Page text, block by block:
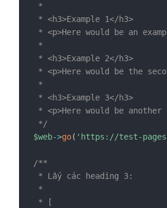
*
* <h3>Example 1</h3>
* <p>Here would be an
*
* <h3>Example 2</h3>
* <p>Here would be the
*
* <h3>Example 3</h3>
* <p>Here would be another
*/
$web->go( 'https://test-
/**
* Lấy các heading 3:
*
* [